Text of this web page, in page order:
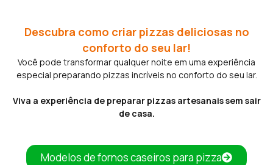
Descubra como criar pizzas deliciosas no
conforto do seu lar!
Você pode transformar qualquer noite em uma experiência
especial preparando pizzas incríveis no conforto do seu lar.
Viva a experiência de preparar pizzas artesanais sem sair
de casa.
Modelos de fornos caseiros para pizza